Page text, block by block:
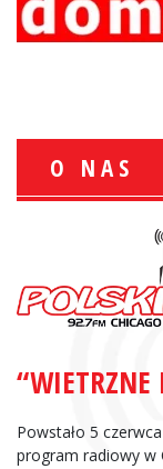
O NAS
“WIETRZNE
Powstało 5
program radiowy w